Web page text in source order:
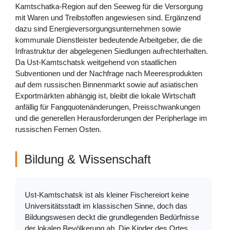
Kamtschatka-Region auf den Seeweg für die Versorgung
mit Waren und Treibstoffen angewiesen sind. Ergänzend
dazu sind Energieversorgungsunternehmen sowie
kommunale Dienstleister bedeutende Arbeitgeber, die die
Infrastruktur der abgelegenen Siedlungen aufrechterhalten.
Da Ust-Kamtschatsk weitgehend von staatlichen
Subventionen und der Nachfrage nach Meeresprodukten
auf dem russischen Binnenmarkt sowie auf asiatischen
Exportmärkten abhängig ist, bleibt die lokale Wirtschaft
anfällig für Fangquotenänderungen, Preisschwankungen
und die generellen Herausforderungen der Peripherlage im
russischen Fernen Osten.
Bildung & Wissenschaft
Ust-Kamtschatsk ist als kleiner Fischereiort keine
Universitätsstadt im klassischen Sinne, doch das
Bildungswesen deckt die grundlegenden Bedürfnisse
der lokalen Bevölkerung ab. Die Kinder des Ortes